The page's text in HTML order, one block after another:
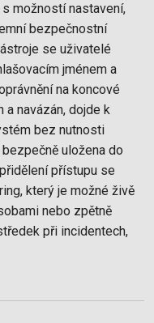
možností nastavení,
bezpečnostní
se uživatelé
jménem a
na koncové
navázán, dojde k
bez nutnosti
uložena do
přístupu se
který je možné živě
nebo zpětně
při incidentech,